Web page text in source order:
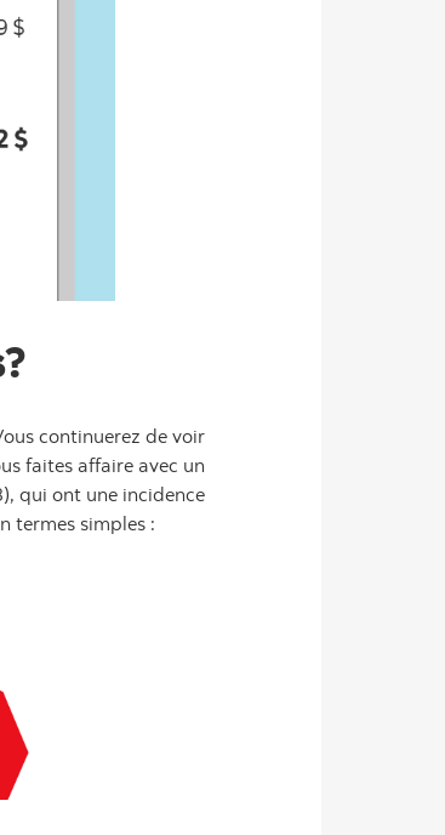
continuerez de voir
faites affaire avec un
qui ont une incidence
termes simples :